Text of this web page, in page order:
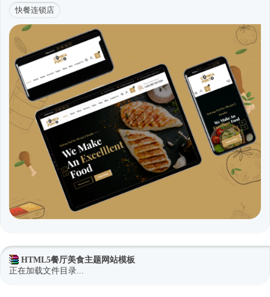
快餐连锁店
HTML5餐厅美食主题网站模板
正在加载文件目录...